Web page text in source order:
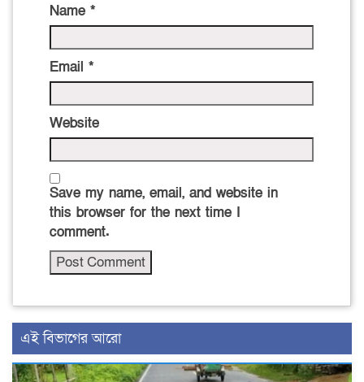
Name *
Email *
Website
Save my name, email, and website in
this browser for the next time I
comment.
এই বিভাগের আরো